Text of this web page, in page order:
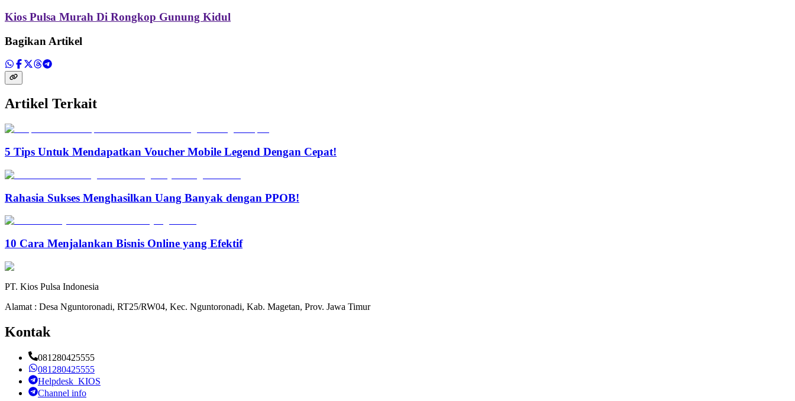
Kios Pulsa Murah Di Rongkop Gunung Kidul
Bagikan Artikel
Artikel Terkait
5 Tips Untuk Mendapatkan Voucher Mobile Legend Dengan Cepat!
Rahasia Sukses Menghasilkan Uang Banyak dengan PPOB!
10 Cara Menjalankan Bisnis Online yang Efektif
PT. Kios Pulsa Indonesia
Alamat : Desa Nguntoronadi, RT25/RW04, Kec. Nguntoronadi, Kab. Magetan, Prov. Jawa Timur
Kontak
081280425555
081280425555
Helpdesk_KIOS
Channel info